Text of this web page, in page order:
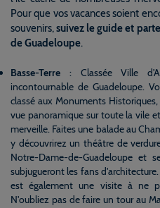
Pour que vos vacances soient
souvenirs,suivez le guide et
de Guadeloupe.
Basse-Terre : Classée Ville
incontournable de Guadeloupe.
classé aux Monuments
vue panoramique sur toute la vile
merveille. Faites une balade au
y découvrirez un théâtre de
Notre-Dame-de-Guadeloupe et
subjugueront les fans
est également une visite à ne
N'oubliez pas de faire un tour au